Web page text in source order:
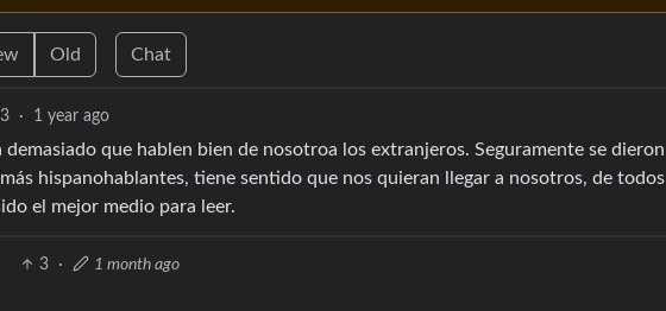
Old Chat
3 · 1 year ago
que hablen bien de nosotroa los extranjeros. Seguramente se dieron
hispanohablantes, tiene sentido que nos quieran llegar a nosotros, de todos
el mejor medio para leer.
3 · 1 month ago